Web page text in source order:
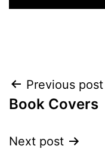
Post
navigation
Previous post
Book Covers
Next post